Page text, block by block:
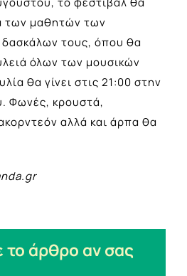
των μαθητών των
δασκάλων τους, όπου θα
όλων των μουσικών
θα γίνει στις 21:00 στην
Φωνές, κρουστά,
αλλά και άρπα θα
το άρθρο αν σας